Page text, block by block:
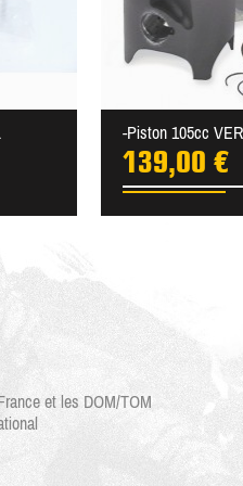
-Piston 105cc
139,00 €
et les DOM/TOM